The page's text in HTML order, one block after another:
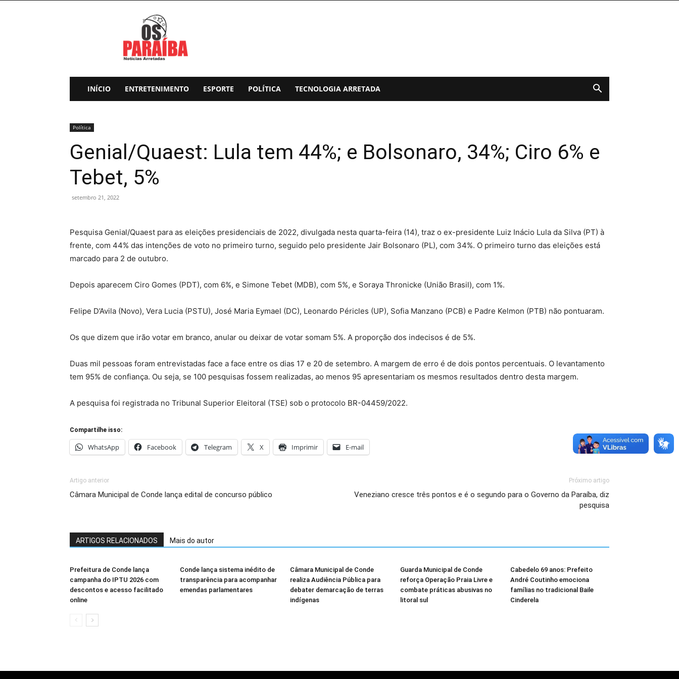
INÍCIO ENTRETENIMENTO ESPORTE POLÍTICA TECNOLOGIA ARRETADA
Política
Genial/Quaest: Lula tem 44%; e Bolsonaro, 34%; Ciro 6% e
Tebet, 5%
setembro 21, 2022
Pesquisa Genial/Quaest para as eleições presidenciais de 2022, divulgada nesta quarta-feira (14), traz o ex-presidente Luiz Inácio Lula da Silva (PT) à
frente, com 44% das intenções de voto no primeiro turno, seguido pelo presidente Jair Bolsonaro (PL), com 34%. O primeiro turno das eleições está
marcado para 2 de outubro.
Depois aparecem Ciro Gomes (PDT), com 6%, e Simone Tebet (MDB), com 5%, e Soraya Thronicke (União Brasil), com 1%.
Felipe D’Avila (Novo), Vera Lucia (PSTU), José Maria Eymael (DC), Leonardo Péricles (UP), Sofia Manzano (PCB) e Padre Kelmon (PTB) não pontuaram.
Os que dizem que irão votar em branco, anular ou deixar de votar somam 5%. A proporção dos indecisos é de 5%.
Duas mil pessoas foram entrevistadas face a face entre os dias 17 e 20 de setembro. A margem de erro é de dois pontos percentuais. O levantamento
tem 95% de confiança. Ou seja, se 100 pesquisas fossem realizadas, ao menos 95 apresentariam os mesmos resultados dentro desta margem.
A pesquisa foi registrada no Tribunal Superior Eleitoral (TSE) sob o protocolo BR-04459/2022.
Compartilhe isso:
WhatsApp Facebook Telegram X Imprimir E-mail
Artigo anterior
Câmara Municipal de Conde lança edital de concurso público
Próximo artigo
Veneziano cresce três pontos e é o segundo para o Governo da Paraíba, diz
pesquisa
ARTIGOS RELACIONADOS Mais do autor
Prefeitura de Conde lança
campanha do IPTU 2026 com
descontos e acesso facilitado
online
Conde lança sistema inédito de
transparência para acompanhar
emendas parlamentares
Câmara Municipal de Conde
realiza Audiência Pública para
debater demarcação de terras
indígenas
Guarda Municipal de Conde
reforça Operação Praia Livre e
combate práticas abusivas no
litoral sul
Cabedelo 69 anos: Prefeito
André Coutinho emociona
famílias no tradicional Baile
Cinderela